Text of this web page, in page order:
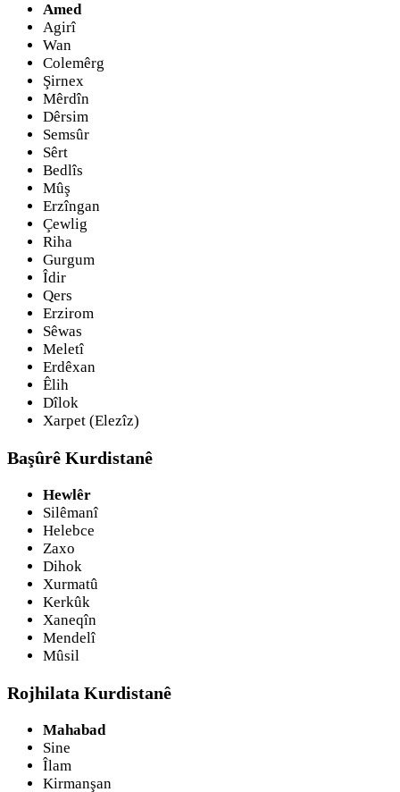
Amed
Agirî
Wan
Colemêrg
Şirnex
Mêrdîn
Dêrsim
Semsûr
Sêrt
Bedlîs
Mûş
Erzîngan
Çewlig
Riha
Gurgum
Îdir
Qers
Erzirom
Sêwas
Meletî
Erdêxan
Êlih
Dîlok
Xarpet (Elezîz)
Başûrê Kurdistanê
Hewlêr
Silêmanî
Helebce
Zaxo
Dihok
Xurmatû
Kerkûk
Xaneqîn
Mendelî
Mûsil
Rojhilata Kurdistanê
Mahabad
Sine
Îlam
Kirmanşan